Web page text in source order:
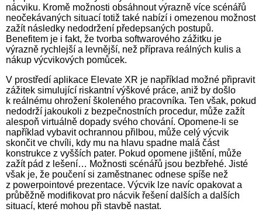
nácviku. Kromě možnosti obsáhnout výrazně více scénářů
neočekávaných situací totiž také nabízí i omezenou možnost
zažít následky nedodržení předepsaných postupů.
Benefitem je i fakt, že tvorba softwarového zážitku je
výrazně rychlejší a levnější, než příprava reálných kulis a
nákup výcvikových pomůcek.
V prostředí aplikace Elevate XR je například možné připravit
zážitek simulující riskantní výškové práce, aniž by došlo
k reálnému ohrožení školeného pracovníka. Ten však, pokud
nedodrží jakoukoli z bezpečnostních procedur, může zažít
alespoň virtuálně dopady svého chování. Opomene-li se
například vybavit ochrannou přilbou, může celý výcvik
skončit ve chvíli, kdy mu na hlavu spadne malá část
konstrukce z vyšších pater. Pokud opomene jištění, může
zažít pád z lešení… Možnosti scénářů jsou bezbřehé. Jisté
však je, že poučení si zaměstnanec odnese spíše než
z powerpointové prezentace. Výcvik lze navíc opakovat a
průběžně modifikovat pro nácvik řešení dalších a dalších
situací, které mohou při stavbě nastat.